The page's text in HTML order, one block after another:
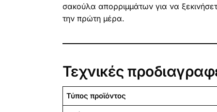
σακούλα απορριμμάτων για να
την πρώτη μέρα.
Τεχνικές
Τύπος προϊόντος